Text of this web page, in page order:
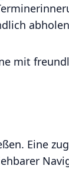
Eine